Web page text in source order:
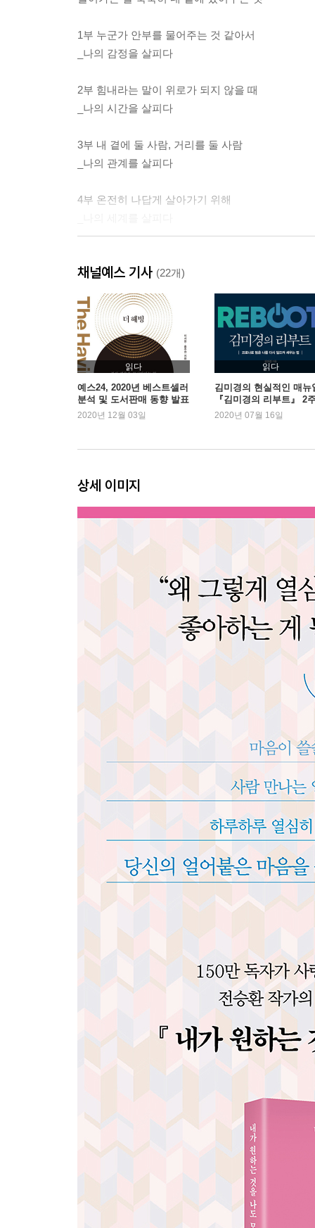
1부 누군가 안부를 물어주는 것 같아서
_나의 감정을 살피다
2부 힘내라는 말이 위로가 되지 않을 때
_나의 시간을 살피다
3부 내 곁에 둘 사람, 거리를 둘 사람
_나의 관계를 살피다
4부 온전히 나답게 살아가기 위해
이 책에 수록된 ‘인생의 문장들’의 출처
채널예스 기사 (22개)
읽다
예스24, 2020년 베스트셀러
분석 및 도서판매 동향 발표
2020년 12월 03일
읽다
김미경의 현실적인 매뉴
『김미경의 리부트』 2
연속 1위
2020년 07월 16일
상세 이미지